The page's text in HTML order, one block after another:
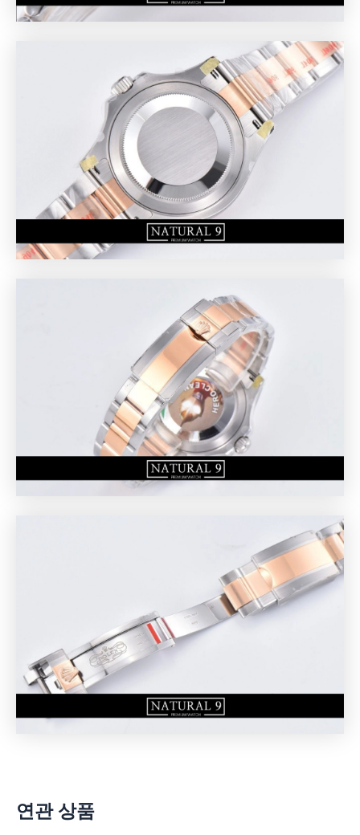
연관 상품